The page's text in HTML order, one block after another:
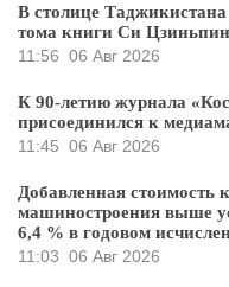
В столице Таджикистана
тома книги Си
11:56 06 Авг 2026
К 90-летию журнала
присоединился к
11:45 06 Авг 2026
Добавленная стоимость
машиностроения выше
6,4 % в годовом
11:03 06 Авг 2026